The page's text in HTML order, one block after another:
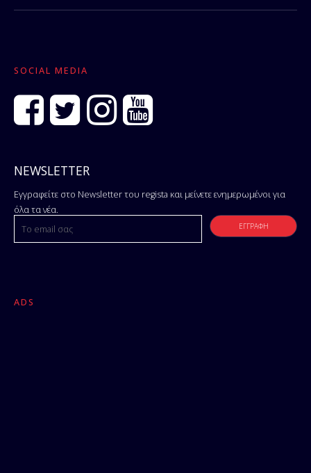
SOCIAL MEDIA
NEWSLETTER
Εγγραφείτε στο Newsletter του regista και μείνετε ενημερωμένοι για
όλα τα νέα.
ADS